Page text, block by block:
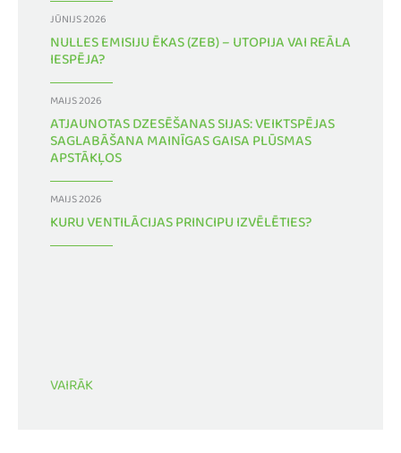
JŪNIJS 2026
NULLES EMISIJU ĒKAS (ZEB) – UTOPIJA VAI REĀLA
IESPĒJA?
MAIJS 2026
ATJAUNOTAS DZESĒŠANAS SIJAS: VEIKTSPĒJAS
SAGLABĀŠANA MAINĪGAS GAISA PLŪSMAS
APSTĀKĻOS
MAIJS 2026
KURU VENTILĀCIJAS PRINCIPU IZVĒLĒTIES?
VAIRĀK